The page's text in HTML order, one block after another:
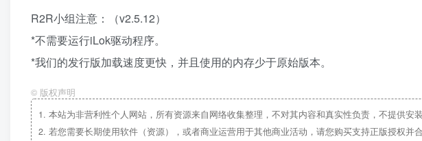
R2R小组注意：（v2.5.12）
*不需要运行iLok驱动程序。
*我们的发行版加载速度更快，并且使用的内存少于原始版本。
© 版权声明
1. 本站为非营利性个人网站，所有资源来自网络收集整理，不对其内容和真实性负责，不提供安
2. 若您需要长期使用软件（资源），或者商业运营用于其他商业活动，请您购买支持正版授权并